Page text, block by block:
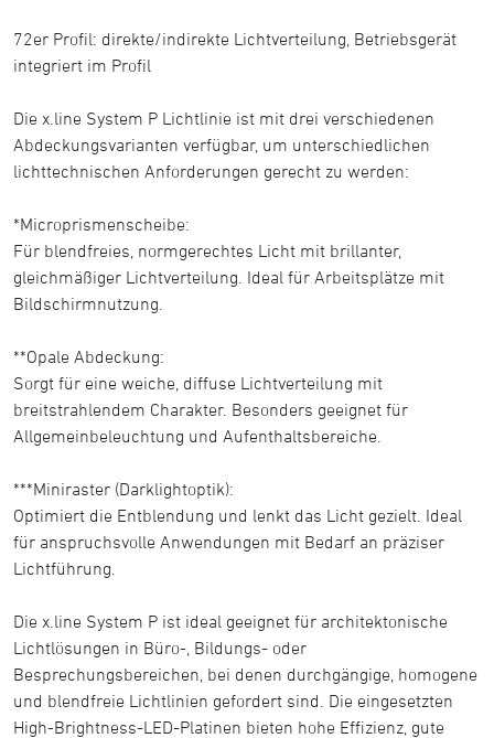
72er Profil: direkte/indirekte Lichtverteilung, Betriebsgerät
integriert im Profil
Die x.line System P Lichtlinie ist mit drei verschiedenen
Abdeckungsvarianten verfügbar, um unterschiedlichen
lichttechnischen Anforderungen gerecht zu werden:
*Microprismenscheibe:
Für blendfreies, normgerechtes Licht mit brillanter,
gleichmäßiger Lichtverteilung. Ideal für Arbeitsplätze mit
Bildschirmnutzung.
**Opale Abdeckung:
Sorgt für eine weiche, diffuse Lichtverteilung mit
breitstrahlendem Charakter. Besonders geeignet für
Allgemeinbeleuchtung und Aufenthaltsbereiche.
***Miniraster (Darklightoptik):
Optimiert die Entblendung und lenkt das Licht gezielt. Ideal
für anspruchsvolle Anwendungen mit Bedarf an präziser
Lichtführung.
Die x.line System P ist ideal geeignet für architektonische
Lichtlösungen in Büro-, Bildungs- oder
Besprechungsbereichen, bei denen durchgängige, homogene
und blendfreie Lichtlinien gefordert sind. Die eingesetzten
High-Brightness-LED-Platinen bieten hohe Effizienz, gute